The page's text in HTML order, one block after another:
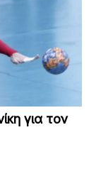
για τον